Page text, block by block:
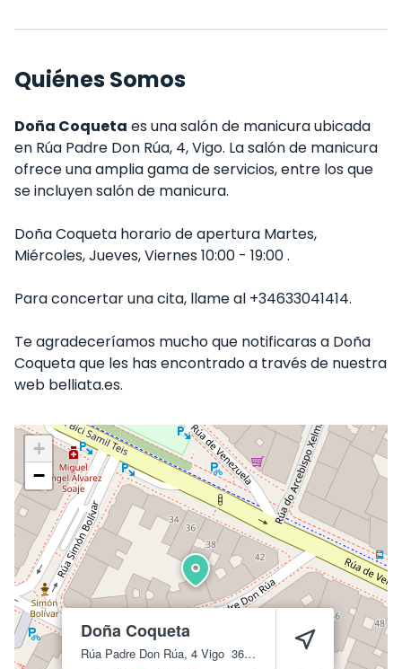
Quiénes Somos
Doña Coqueta es una salón de manicura ubicada
en Rúa Padre Don Rúa, 4, Vigo. La salón de manicura
ofrece una amplia gama de servicios, entre los que
se incluyen salón de manicura.
Doña Coqueta horario de apertura Martes,
Miércoles, Jueves, Viernes 10:00 - 19:00 .
Para concertar una cita, llame al +34633041414.
Te agradeceríamos mucho que notificaras a Doña
Coqueta que les has encontrado a través de nuestra
web belliata.es.
Doña Coqueta
Rúa Padre Don Rúa, 4 Vigo 36203
+
−